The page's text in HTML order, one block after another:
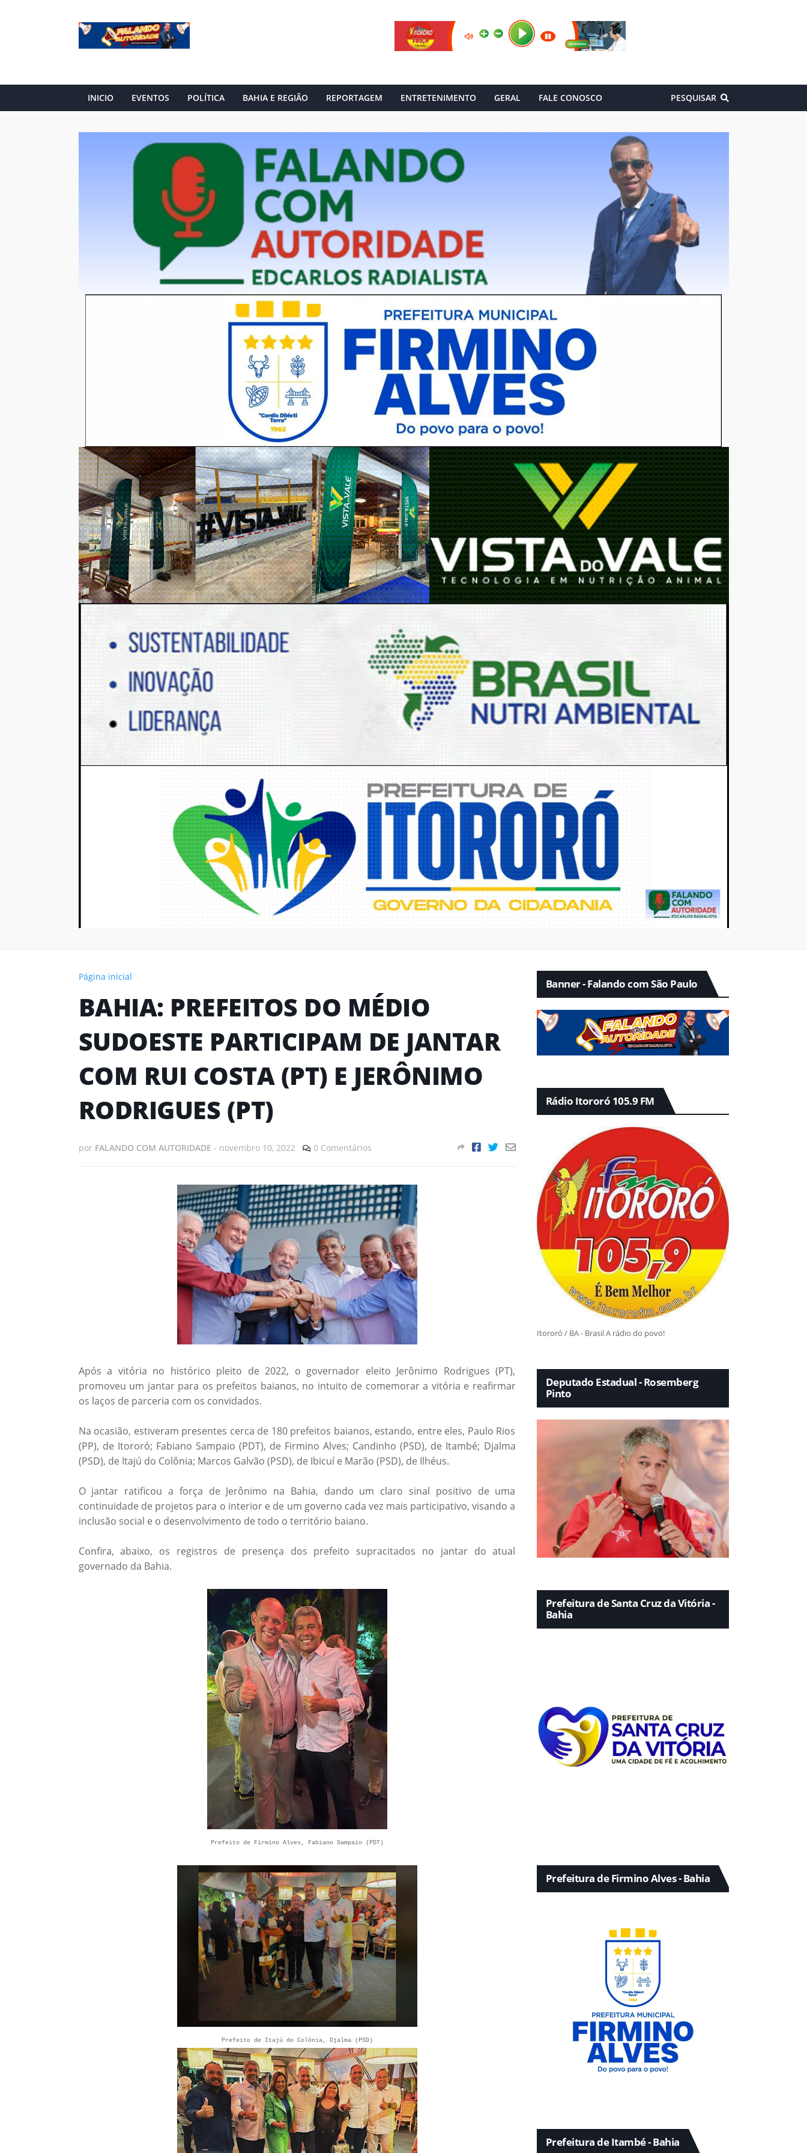
INICIO EVENTOS POLÍTICA BAHIA E REGIÃO REPORTAGEM ENTRETENIMENTO GERAL FALE CONOSCO PESQUISAR
Página inicial
BAHIA: PREFEITOS DO MÉDIO
SUDOESTE PARTICIPAM DE JANTAR
COM RUI COSTA (PT) E JERÔNIMO
RODRIGUES (PT)
por FALANDO COM AUTORIDADE - novembro 10, 2022 0 Comentários
Após a vitória no histórico pleito de 2022, o governador eleito Jerônimo Rodrigues (PT),
promoveu um jantar para os prefeitos baianos, no intuito de comemorar a vitória e reafirmar
os laços de parceria com os convidados.
Na ocasião, estiveram presentes cerca de 180 prefeitos baianos, estando, entre eles, Paulo Rios
(PP), de Itororó; Fabiano Sampaio (PDT), de Firmino Alves; Candinho (PSD), de Itambé; Djalma
(PSD), de Itajú do Colônia; Marcos Galvão (PSD), de Ibicuí e Marão (PSD), de Ilhéus.
O jantar ratificou a força de Jerônimo na Bahia, dando um claro sinal positivo de uma
continuidade de projetos para o interior e de um governo cada vez mais participativo, visando a
inclusão social e o desenvolvimento de todo o território baiano.
Confira, abaixo, os registros de presença dos prefeito supracitados no jantar do atual
governado da Bahia.
Prefeito de Firmino Alves, Fabiano Sampaio (PDT)
Prefeito de Itajú do Colônia, Djalma (PSD)
Banner - Falando com São Paulo
Rádio Itororó 105.9 FM
Itororó / BA - Brasil A rádio do povo!
Deputado Estadual - Rosemberg
Pinto
Prefeitura de Santa Cruz da Vitória -
Bahia
Prefeitura de Firmino Alves - Bahia
Prefeitura de Itambé - Bahia